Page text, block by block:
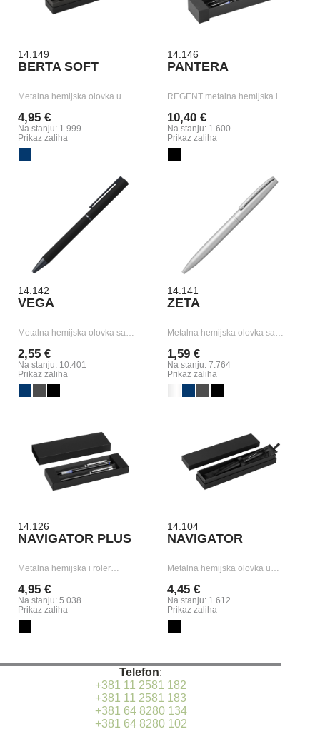
14.149
BERTA SOFT
Metalna hemijska olovka u…
4,95 €
Na stanju: 1.999
Prikaz zaliha
14.146
PANTERA
REGENT metalna hemijska i…
10,40 €
Na stanju: 1.600
Prikaz zaliha
14.142
VEGA
Metalna hemijska olovka sa…
2,55 €
Na stanju: 10.401
Prikaz zaliha
14.141
ZETA
Metalna hemijska olovka sa…
1,59 €
Na stanju: 7.764
Prikaz zaliha
14.126
NAVIGATOR PLUS
Metalna hemijska i roler…
4,95 €
Na stanju: 5.038
Prikaz zaliha
14.104
NAVIGATOR
Metalna hemijska olovka u…
4,45 €
Na stanju: 1.612
Prikaz zaliha
Telefon:
+381 11 2581 182
+381 11 2581 183
+381 64 8280 134
+381 64 8280 102